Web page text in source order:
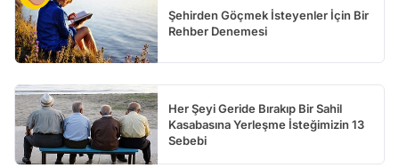
Şehirden Göçmek İsteyenler İçin Bir
Rehber Denemesi
Her Şeyi Geride Bırakıp Bir Sahil
Kasabasına Yerleşme İsteğimizin 13
Sebebi